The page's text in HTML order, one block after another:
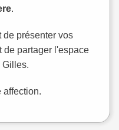
.
de présenter vos
de partager l'espace
Gilles.
affection.